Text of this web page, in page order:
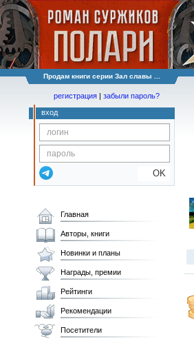
Продам книги серии Зал славы ...
регистрация | забыли пароль?
вход
OK
Главная
Авторы, книги
Новинки и планы
Награды, премии
Рейтинги
Рекомендации
Посетители